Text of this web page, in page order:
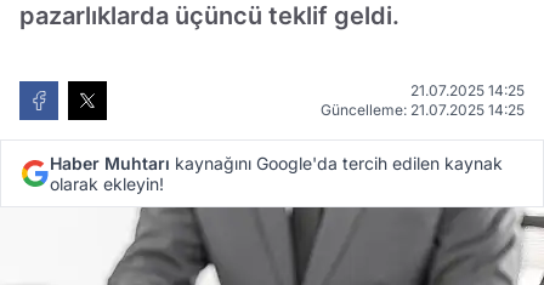
pazarlıklarda üçüncü teklif geldi.
21.07.2025 14:25
Güncelleme: 21.07.2025 14:25
Haber Muhtarı kaynağını Google'da tercih edilen kaynak
olarak ekleyin!